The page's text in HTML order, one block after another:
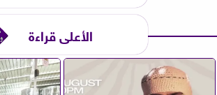
الأعلى قراءة